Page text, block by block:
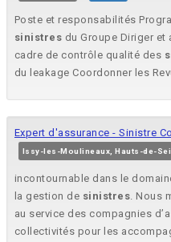
Poste et responsabilités
sinistres du Groupe Diriger et
cadre de contrôle qualité des
du leakage Coordonner les
Expert d'assurance - Sinistre
Issy-les-Moulineaux, Hauts-de-
incontournable dans le
la gestion de sinistres. Nous
au service des compagnies
collectivités pour les